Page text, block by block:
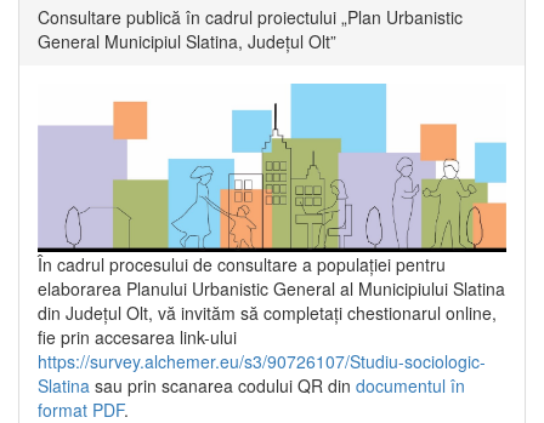
Consultare publică în cadrul proiectului „Plan Urbanistic
General Municipiul Slatina, Județul Olt”
În cadrul procesului de consultare a populaţiei pentru
elaborarea Planului Urbanistic General al Municipiului Slatina
din Județul Olt, vă invităm să completați chestionarul online,
fie prin accesarea link-ului
https://survey.alchemer.eu/s3/90726107/Studiu-sociologic-
Slatina sau prin scanarea codului QR din documentul în
format PDF.